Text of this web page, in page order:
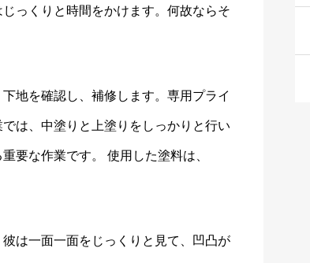
っくりと時間をかけます。何故ならそ
地を確認し、補修します。専用プライ
は、中塗りと上塗りをしっかりと行い
要な作業です。 使用した塗料は、
は一面一面をじっくりと見て、凹凸が